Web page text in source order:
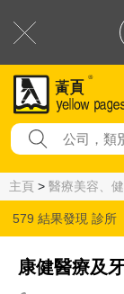
主頁 > 醫療美容、
579 結果發現 診所
康健醫療及